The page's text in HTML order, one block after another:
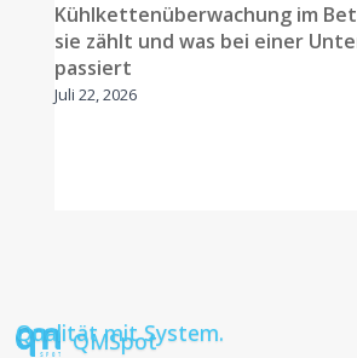
Kühlkettenüberwachung im
sie zählt und was bei einer
passiert
Juli 22, 2026
QMSpot
Qualität mit System.